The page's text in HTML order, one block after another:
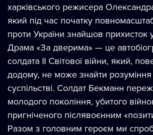
харківського режисера
який під час початку
проти України знайшов прихисток
Драма «За дверима» — це
солдата II Світової війни, який,
додому, не може знайти розуміння
суспільстві. Солдат Бекманн
молодого покоління, убитого
пригніченого післявоєнним
Разом з головним героєм ми